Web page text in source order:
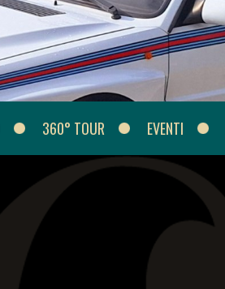
360° TOUR EVENTI